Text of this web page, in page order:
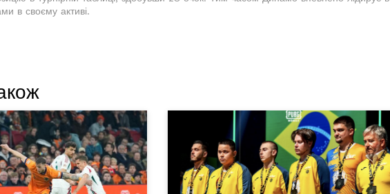
в своєму активі.